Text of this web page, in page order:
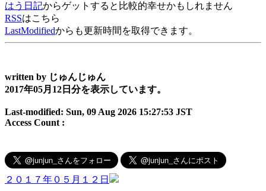
はう日記からゲットすると比較的幸せかもしれません
RSSはこちら
LastModifiedからも更新時間を取得できます。
written by じゅんじゅん
2017年05月12日分を表示しています。
Last-modified: Sun, 09 Aug 2026 15:27:53 JST
Access Count :
２０１７年０５月１２日